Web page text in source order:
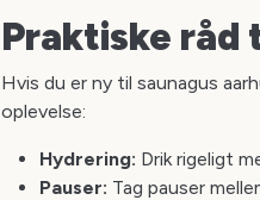
Praktiske råd
Hvis du er ny til saunagus
oplevelse:
Hydrering: Drik rigeligt
Pauser: Tag pauser